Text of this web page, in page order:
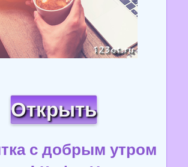
Открыть
с добрым утром